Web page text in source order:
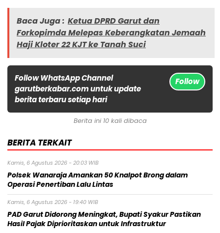
Baca Juga : Ketua DPRD Garut dan
Forkopimda Melepas Keberangkatan Jemaah
Haji Kloter 22 KJT ke Tanah Suci
Follow WhatsApp Channel
garutberkabar.com untuk update
berita terbaru setiap hari
Follow
Berita ini 10 kali dibaca
BERITA TERKAIT
Kamis, 6 Agustus 2026 - 20:03 WIB
Polsek Wanaraja Amankan 50 Knalpot Brong dalam
Operasi Penertiban Lalu Lintas
Kamis, 6 Agustus 2026 - 19:40 WIB
PAD Garut Didorong Meningkat, Bupati Syakur Pastikan
Hasil Pajak Diprioritaskan untuk Infrastruktur